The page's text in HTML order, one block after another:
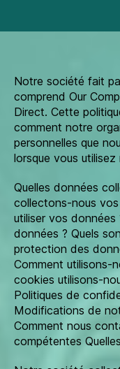
Notre société fait
comprend Our
Direct. Cette
comment notre
personnelles que
lorsque vous
Quelles données
collectons-nous
utiliser vos
données ? Quels
protection des
Comment utilisons-
cookies utilisons-
Politiques de
Modifications de
Comment nous
compétentes